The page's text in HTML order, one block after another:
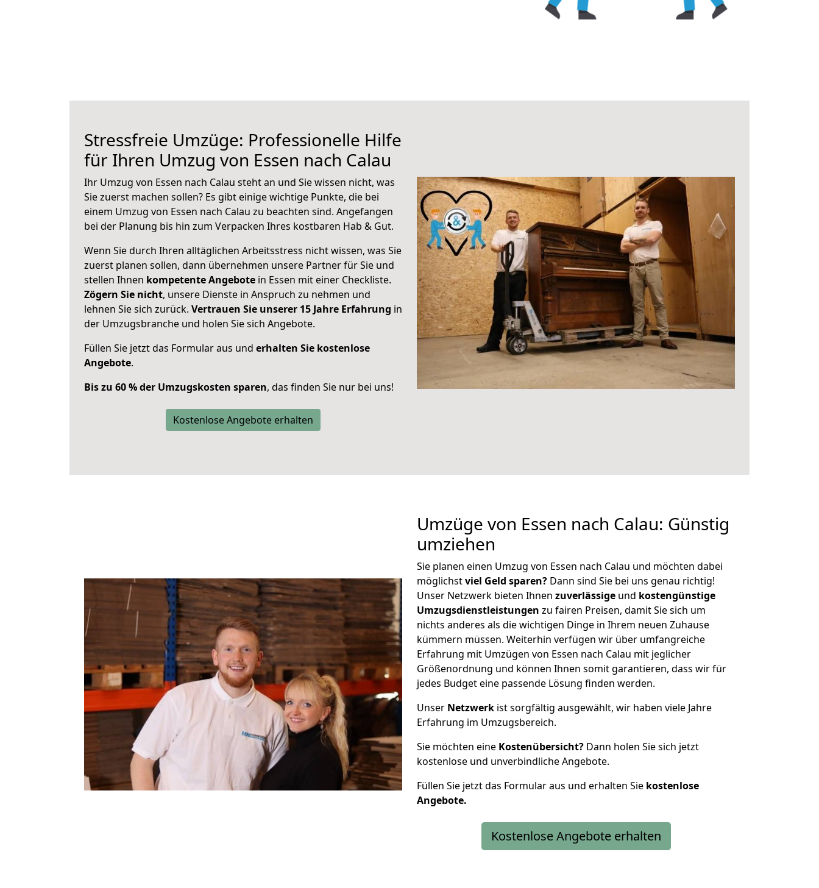
Stressfreie Umzüge: Professionelle Hilfe
für Ihren Umzug von Essen nach Calau
Ihr Umzug von Essen nach Calau steht an und Sie wissen nicht, was
Sie zuerst machen sollen? Es gibt einige wichtige Punkte, die bei
einem Umzug von Essen nach Calau zu beachten sind. Angefangen
bei der Planung bis hin zum Verpacken Ihres kostbaren Hab & Gut.
Wenn Sie durch Ihren alltäglichen Arbeitsstress nicht wissen, was Sie
zuerst planen sollen, dann übernehmen unsere Partner für Sie und
stellen Ihnen kompetente Angebote in Essen mit einer Checkliste.
Zögern Sie nicht, unsere Dienste in Anspruch zu nehmen und
lehnen Sie sich zurück. Vertrauen Sie unserer 15 Jahre Erfahrung in
der Umzugsbranche und holen Sie sich Angebote.
Füllen Sie jetzt das Formular aus und erhalten Sie kostenlose
Angebote.
Bis zu 60 % der Umzugskosten sparen, das finden Sie nur bei uns!
Kostenlose Angebote erhalten
Umzüge von Essen nach Calau: Günstig
umziehen
Sie planen einen Umzug von Essen nach Calau und möchten dabei
möglichstviel Geld sparen? Dann sind Sie bei uns genau richtig!
Unser Netzwerk bieten Ihnen zuverlässige und kostengünstige
Umzugsdienstleistungen zu fairen Preisen, damit Sie sich um
nichts anderes als die wichtigen Dinge in Ihrem neuen Zuhause
kümmern müssen. Weiterhin verfügen wir über umfangreiche
Erfahrung mit Umzügen von Essen nach Calau mit jeglicher
Größenordnung und können Ihnen somit garantieren, dass wir für
jedes Budget eine passende Lösung finden werden.
Unser Netzwerk ist sorgfältig ausgewählt, wir haben viele Jahre
Erfahrung im Umzugsbereich.
Sie möchten eine Kostenübersicht? Dann holen Sie sich jetzt
kostenlose und unverbindliche Angebote.
Füllen Sie jetzt das Formular aus und erhalten Sie kostenlose
Angebote.
Kostenlose Angebote erhalten